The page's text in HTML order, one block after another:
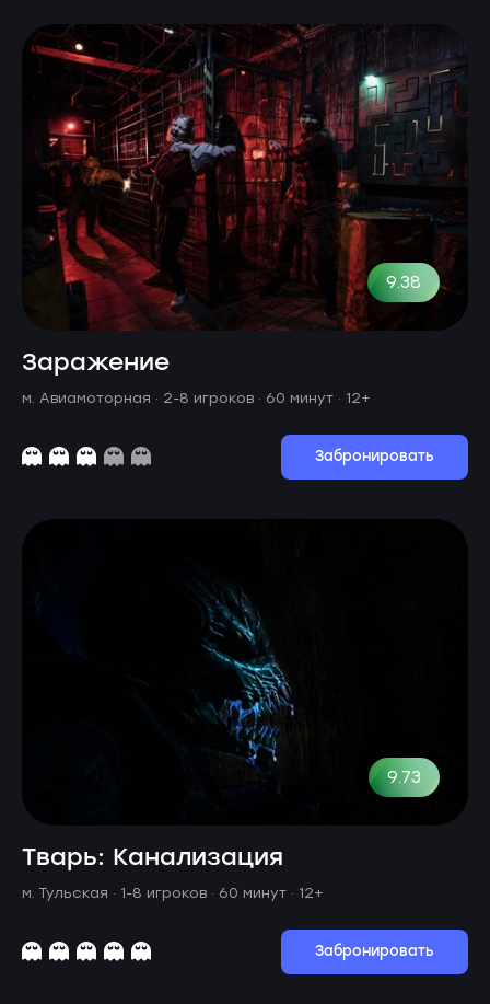
9.38
Заражение
м. Авиамоторная · 2-8 игроков · 60 минут · 12+
Забронировать
9.73
Тварь: Канализация
м. Тульская · 1-8 игроков · 60 минут · 12+
Забронировать